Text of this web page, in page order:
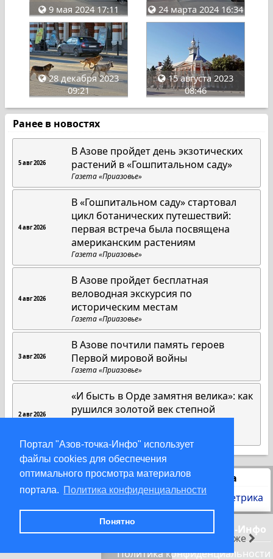
Портал "Азов-точка-Инфо" использует
файлы cookies для обеспечения
оптимального просмотра материалов
портала. Политика конфиденциальности
Понятно
позже
9 мая 2024 17:11 24 марта 2024 16:34
28 декабря 2023
09:21
15 августа 2023
08:46
Ранее в новостях
5 авг 2026
В Азове пройдет день экзотических
растений в «Гошпитальном саду»
Газета «Приазовье»
4 авг 2026
В «Гошпитальном саду» стартовал
цикл ботанических путешествий:
первая встреча была посвящена
американским растениям
Газета «Приазовье»
4 авг 2026
В Азове пройдет бесплатная
веловодная экскурсия по
историческим местам
Газета «Приазовье»
3 авг 2026
В Азове почтили память героев
Первой мировой войны
Газета «Приазовье»
2 авг 2026
«И бысть в Орде замятня велика»: как
рушился золотой век степной
Статистика
© 2000-2026 Азов-точка-Инфо
Политика конфиденциальности